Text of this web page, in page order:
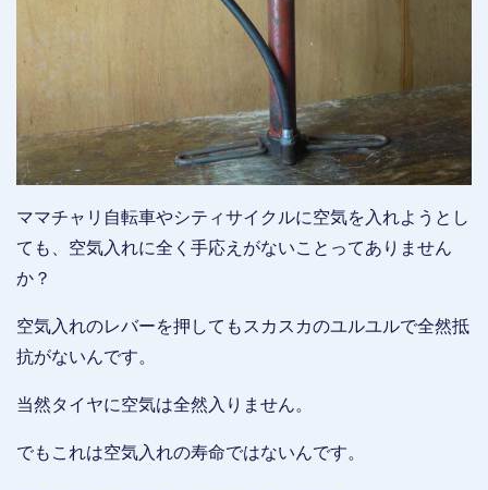
ママチャリ自転車やシティサイクルに空気を入れようとし
ても、空気入れに全く手応えがないことってありません
か？
空気入れのレバーを押してもスカスカのユルユルで全然抵
抗がないんです。
当然タイヤに空気は全然入りません。
でもこれは空気入れの寿命ではないんです。